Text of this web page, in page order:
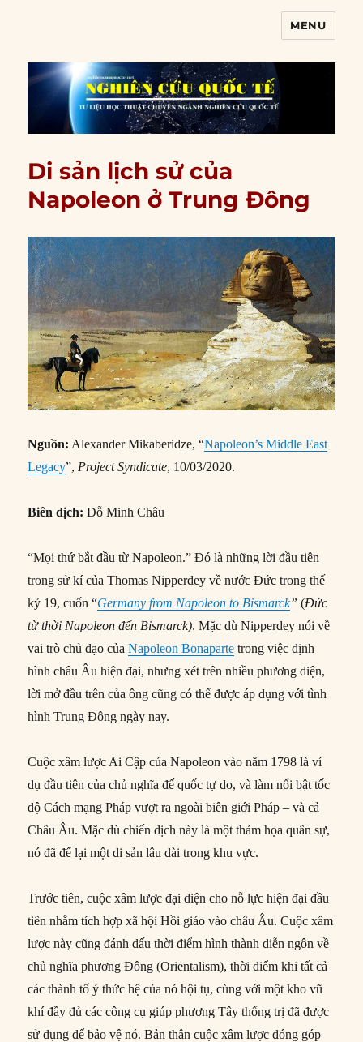
MENU
Di sản lịch sử của
Napoleon ở Trung Đông
Nguồn: Alexander Mikaberidze, “Napoleon’s Middle East
Legacy”, Project Syndicate, 10/03/2020.
Biên dịch:Đỗ Minh Châu
“Mọi thứ bắt đầu từ Napoleon.” Đó là những lời đầu tiên
trong sử kí của Thomas Nipperdey về nước Đức trong thế
kỷ 19, cuốn “Germany from Napoleon to Bismarck” (Đức
từ thời Napoleon đến Bismarck). Mặc dù Nipperdey nói về
vai trò chủ đạo củaNapoleon Bonaparte trong việc định
hình châu Âu hiện đại, nhưng xét trên nhiều phương diện,
lời mở đầu trên của ông cũng có thể được áp dụng với tình
hình Trung Đông ngày nay.
Cuộc xâm lược Ai Cập của Napoleon vào năm 1798 là ví
dụ đầu tiên của chủ nghĩa đế quốc tự do, và làm nổi bật tốc
độ Cách mạng Pháp vượt ra ngoài biên giới Pháp – và cả
Châu Âu. Mặc dù chiến dịch này là một thảm họa quân sự,
nó đã để lại một di sản lâu dài trong khu vực.
Trước tiên, cuộc xâm lược đại diện cho nỗ lực hiện đại đầu
tiên nhằm tích hợp xã hội Hồi giáo vào châu Âu. Cuộc xâm
lược này cũng đánh dấu thời điểm hình thành diễn ngôn về
chủ nghĩa phương Đông (Orientalism), thời điểm khi tất cả
các thành tố ý thức hệ của nó hội tụ, cùng với một kho vũ
khí đầy đủ các công cụ giúp phương Tây thống trị đã được
sử dụng để bảo vệ nó. Bản thân cuộc xâm lược đóng góp